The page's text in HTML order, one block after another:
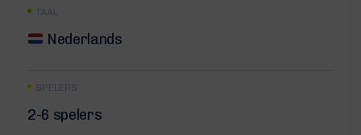
TAAL
Nederlands
SPELERS
2-6 spelers